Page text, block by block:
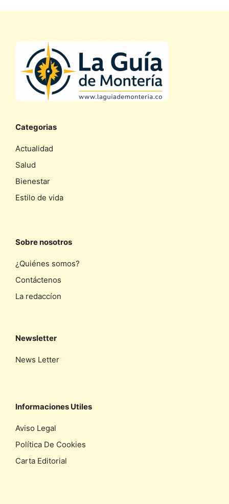
Categorias
Actualidad
Salud
Bienestar
Estilo de vida
Sobre nosotros
¿Quiénes somos?
Contáctenos
La redaccíon
Newsletter
News Letter
Informaciones Utiles
Aviso Legal
Política De Cookies
Carta Editorial